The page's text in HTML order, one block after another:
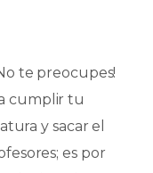
te preocupes!
cumplir tu
y sacar el
es por